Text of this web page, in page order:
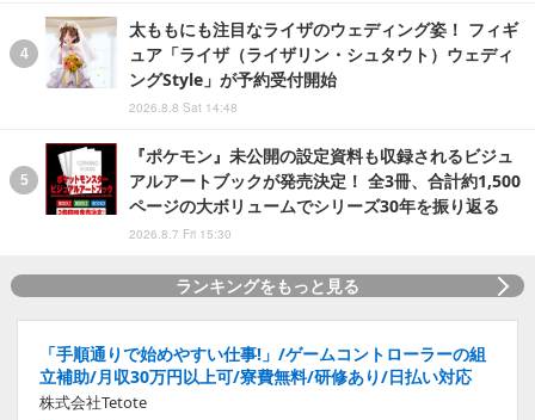
太ももにも注目なライザのウェディング姿！ フィギ
ュア「ライザ（ライザリン・シュタウト）ウェディ
ングStyle」が予約受付開始
2026.8.8 Sat 14:48
『ポケモン』未公開の設定資料も収録されるビジュ
アルアートブックが発売決定！ 全3冊、合計約1,500
ページの大ボリュームでシリーズ30年を振り返る
2026.8.7 Fri 15:30
ランキングをもっと見る
「手順通りで始めやすい仕事!」/ゲームコントローラーの組
立補助/月収30万円以上可/寮費無料/研修あり/日払い対応
株式会社Tetote